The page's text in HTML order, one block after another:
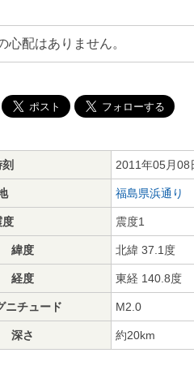
心配はありません。
2011年05月08
福島県浜通り
度 震度1
緯度 北緯 37.1度
経度 東経 140.8度
ニチュード M2.0
深さ 約20km